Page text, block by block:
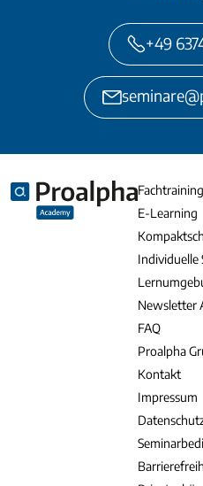
+49
E-Learning
Individuelle
Newsletter
FAQ
Proalpha
Kontakt
Impressum